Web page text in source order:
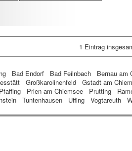
1 Eintrag
Bad Endorf Bad Feilnbach Bernau am
Großkarolinenfeld Gstadt am
Pfaffing Prien am Chiemsee Prutting
Tuntenhausen Uffing Vogtareuth